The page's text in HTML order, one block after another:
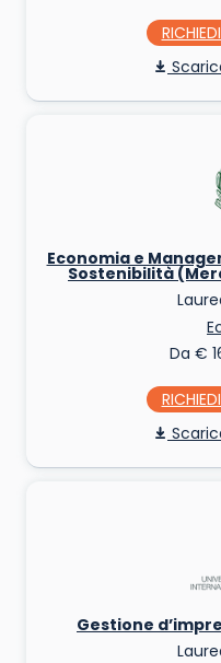
Economia e
Sostenibilità
Da €
Gestione